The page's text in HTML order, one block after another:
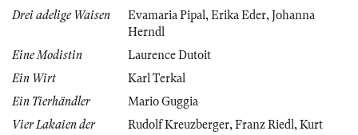
Drei adelige Waisen
Evamaria Pipal,Erika Eder,Johanna
Herndl
Eine Modistin
Laurence Dutoit
Ein Wirt
Karl Terkal
Ein Tierhändler
Mario Guggia
Vier Lakaien der
Rudolf Kreuzberger,Franz Riedl,Kurt